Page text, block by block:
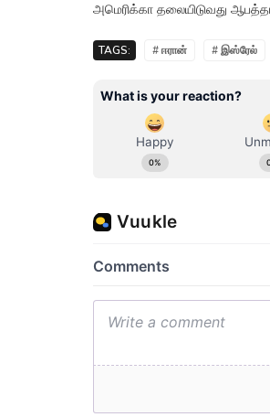
அமெரிக்கா தலையிடுவது
TAGS: # ஈரான் # இஸ்ரேல்